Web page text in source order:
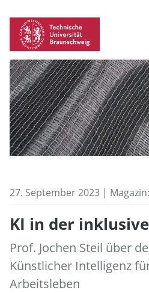
27. September 2023 | Magazin:
KI in der
Prof. Jochen Steil über
Künstlicher Intelligenz
Arbeitsleben